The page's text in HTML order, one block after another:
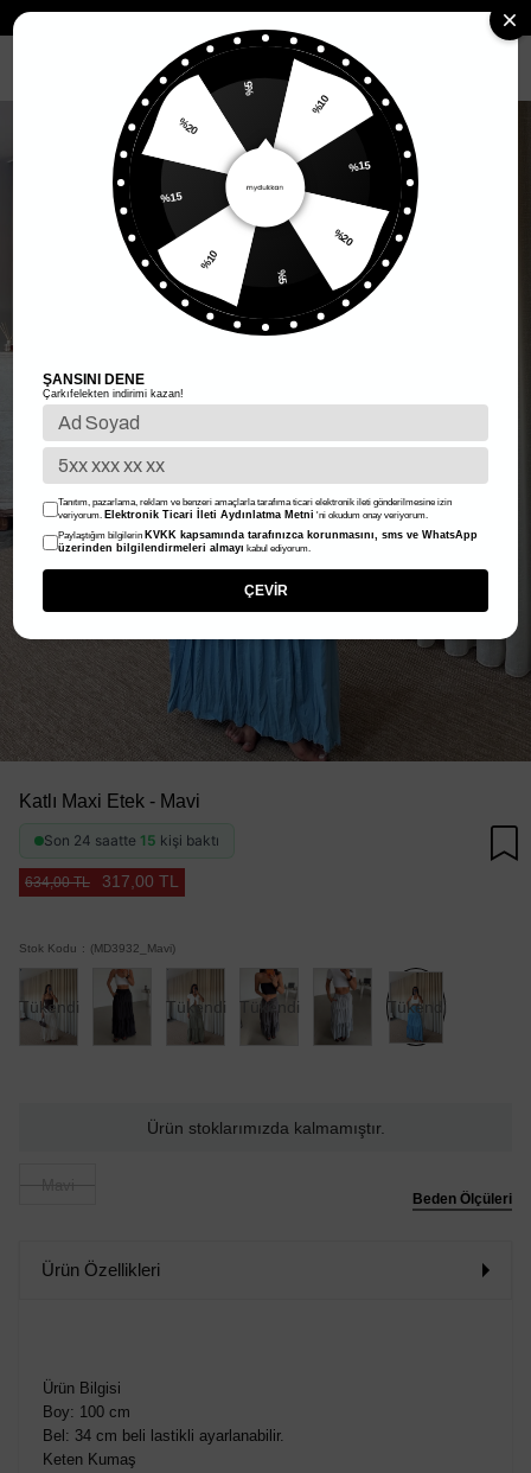
Kadın Alt Giyim Katlı Maxi Etek -
Katlı Maxi Etek - Mavi
Son 24 saatte 15 kişi baktı
634,00 TL 317,00 TL
Stok Kodu (MD3932_Mavi)
Tükendi Tükendi Tükendi Tükendi
Ürün stoklarımızda kalmamıştır.
Beden Ölçüleri
Ürün Özellikleri
Ürün Bilgisi
Boy: 100 cm
Bel: 34 cm beli lastikli ayarlanabilir.
Keten Kumaş
%5
%10
%15
%20
%5
%10
%15
%20
ŞANSINI DENE
Çarkıfelekten indirimi kazan!
Tanıtım, pazarlama, reklam ve benzeri amaçlarla tarafıma ticari elektronik ileti gönderilmesine izin
veriyorum. Elektronik Ticari İleti Aydınlatma Metni 'ni okudum onay veriyorum.
Paylaştığım bilgilerin KVKK kapsamında tarafınızca korunmasını, sms ve WhatsApp
üzerinden bilgilendirmeleri almayı kabul ediyorum.
ÇEVİR